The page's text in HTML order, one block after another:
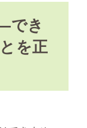
でき
を正